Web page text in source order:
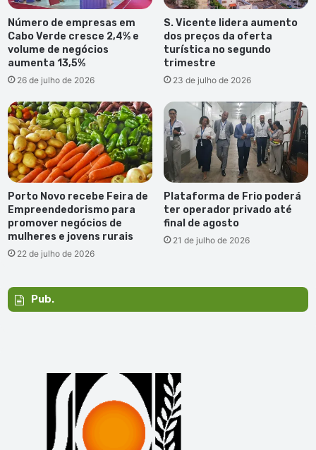
Número de empresas em
Cabo Verde cresce 2,4% e
volume de negócios
aumenta 13,5%
26 de julho de 2026
S. Vicente lidera aumento
dos preços da oferta
turística no segundo
trimestre
23 de julho de 2026
Porto Novo recebe Feira de
Empreendedorismo para
promover negócios de
mulheres e jovens rurais
22 de julho de 2026
Plataforma de Frio poderá
ter operador privado até
final de agosto
21 de julho de 2026
Pub.